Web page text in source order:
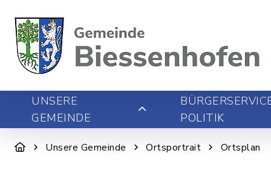
UNSERE
GEMEINDE
POLITIK
Unsere Gemeinde Ortsportrait Ortsplan